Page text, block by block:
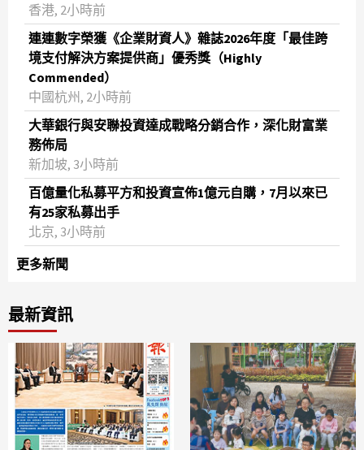
香港, 2小時前
連連數字榮獲《企業財資人》雜誌2026年度「最佳跨
境支付解決方案提供商」優秀獎（Highly
Commended）
中國杭州, 2小時前
大華銀行與安聯投資達成戰略分銷合作，深化財富業
務佈局
新加坡, 3小時前
百億量化私募平方和投資宣佈1億元自購，7月以來已
有25家私募出手
北京, 3小時前
更多新聞
最新資訊